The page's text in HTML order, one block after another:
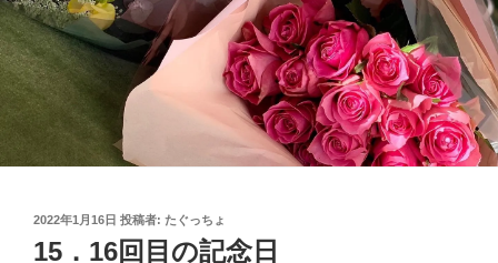
投
日:
2022年1月16日 投稿者: たぐっちょ
15．16回目の記念日